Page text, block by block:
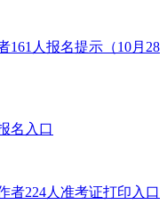
161人报名提示（10月28
名入口
者224人准考证打印入口